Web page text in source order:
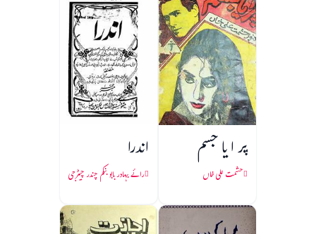
پر ا یا جسم
حشمت علی خاں
اندرا
رائے بہادر بابو بنکم چندر چیٹرجی